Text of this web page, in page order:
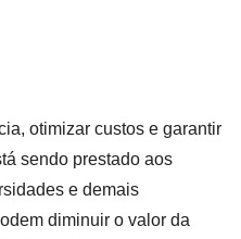
otimizar custos e garantir
sendo prestado aos
e demais
diminuir o valor da